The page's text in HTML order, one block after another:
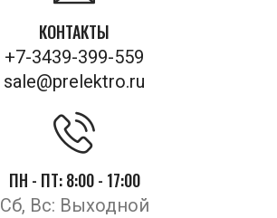
КОНТАКТЫ
+7-3439-399-559
sale@prelektro.ru
ПН - ПТ: 8:00 - 17:00
Сб, Вс: Выходной